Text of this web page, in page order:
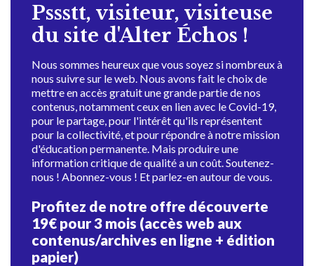
Pssstt, visiteur, visiteuse
du site d'Alter Échos !
Nous sommes heureux que vous soyez si nombreux à
nous suivre sur le web. Nous avons fait le choix de
mettre en accès gratuit une grande partie de nos
contenus, notamment ceux en lien avec le Covid-19,
pour le partage, pour l'intérêt qu'ils représentent
pour la collectivité, et pour répondre à notre mission
d'éducation permanente. Mais produire une
information critique de qualité a un coût. Soutenez-
nous ! Abonnez-vous ! Et parlez-en autour de vous.
Profitez de notre offre découverte
19€ pour 3 mois (accès web aux
contenus/archives en ligne + édition
papier)